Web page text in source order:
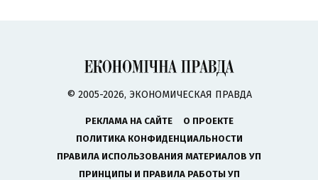
© 2005-2026, ЭКОНОМИЧЕСКАЯ ПРАВДА
РЕКЛАМА НА САЙТЕ
О ПРОЕКТЕ
ПОЛИТИКА КОНФИДЕНЦИАЛЬНОСТИ
ПРАВИЛА ИСПОЛЬЗОВАНИЯ МАТЕРИАЛОВ УП
ПРИНЦИПЫ И ПРАВИЛА РАБОТЫ УП